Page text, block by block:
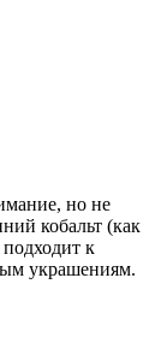
но не
кобальт (как
подходит к
украшениям.